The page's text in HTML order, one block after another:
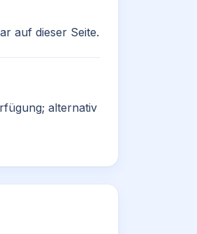
auf dieser Seite.
alternativ